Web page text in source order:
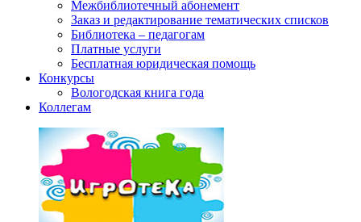
Межбиблиотечный абонемент
Заказ и редактирование тематических списков
Библиотека – педагогам
Платные услуги
Бесплатная юридическая помощь
Конкурсы
Вологодская книга года
Коллегам